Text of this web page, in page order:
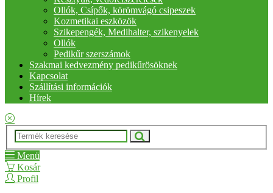
Ollók, Csípők, körömvágó csipeszek
Kozmetikai eszközök
Szikepengék, Medihalter, szikenyelek
Ollók
Pedikűr szerszámok
Szakmai kedvezmény pedikűrösöknek
Kapcsolat
Szállítási információk
Hírek
Menü
Kosár
Profil